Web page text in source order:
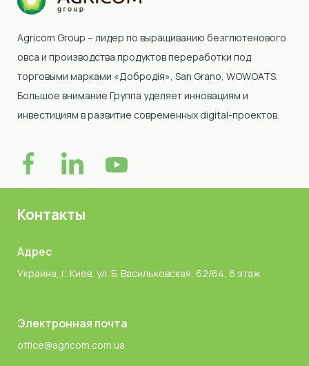
Agricom Group – лидер по выращиванию безглютенового
овса и производства продуктов переработки под
торговыми марками «Добродія», San Grano, WOWOATS.
Большое внимание Группа уделяет инновациям и
инвестициям в развитие современных digital-проектов.
Контакты
Адрес
Украина, г. Киев, ул. Б. Васильковская, 62/64, 6 этаж
Электронная почта
office@agricom.com.ua